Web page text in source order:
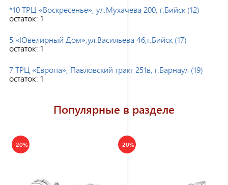
*10 ТРЦ «Воскресенье», ул.Мухачева 200, г.Бийск (12)
остаток: 1
5 «Ювелирный Дом»,ул.Васильева 46,г.Бийск (17)
остаток: 1
7 ТРЦ «Европа», Павловский тракт 251в, г.Барнаул (19)
остаток: 1
Популярные в разделе
-20% -20%